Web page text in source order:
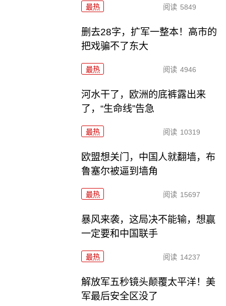
最热 阅读 5849
删去28字，扩军一整本！高市的
把戏骗不了东大
最热 阅读 4946
河水干了，欧洲的底裤露出来
了，“生命线”告急
最热 阅读 10319
欧盟想关门，中国人就翻墙，布
鲁塞尔被逼到墙角
最热 阅读 15697
暴风来袭，这局决不能输，想赢
一定要和中国联手
最热 阅读 14237
解放军五秒镜头颠覆太平洋！美
军最后安全区没了